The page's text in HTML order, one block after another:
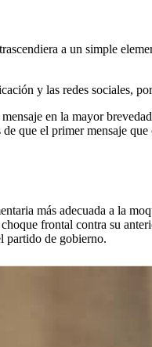
a un simple
y las redes sociales,
en la mayor
que el primer mensaje
más adecuada a la
frontal contra su
partido de gobierno.